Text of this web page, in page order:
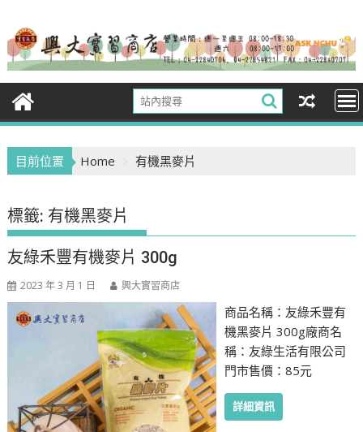
content
目前位置 Home 有機黑麥片
標籤: 有機黑麥片
友綠禾豐有機麥片 300g
2023 年 3 月 1 日 興大實習商店
商品名稱：友綠禾豐有
機黑麥片 300g廠商名
稱：友綠生活有限公司
門市售價：85元
詳細資訊